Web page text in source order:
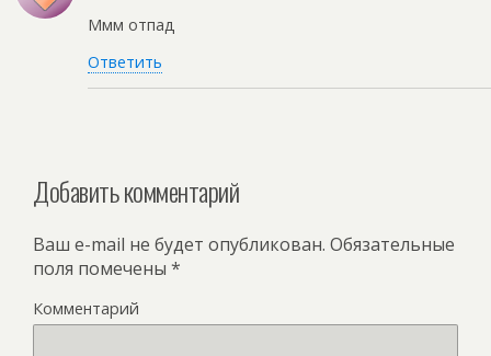
Ммм отпад
Ответить
Добавить комментарий
Ваш e-mail не будет опубликован. Обязательные
поля помечены *
Комментарий